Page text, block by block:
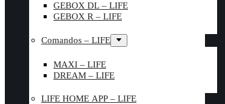
GEBOX DL – LIFE
GEBOX R – LIFE
Comandos – LIFE
MAXI – LIFE
DREAM – LIFE
LIFE HOME APP – LIFE